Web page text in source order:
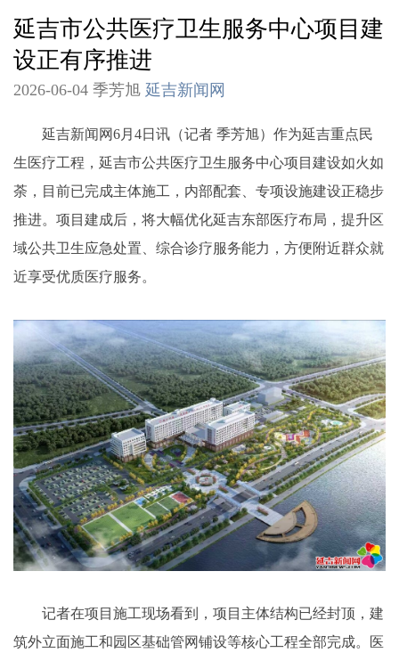
延吉市公共医疗卫生服务中心项目建
设正有序推进
2026-06-04 季芳旭 延吉新闻网
延吉新闻网6月4日讯（记者 季芳旭）作为延吉重点民
生医疗工程，延吉市公共医疗卫生服务中心项目建设如火如
荼，目前已完成主体施工，内部配套、专项设施建设正稳步
推进。项目建成后，将大幅优化延吉东部医疗布局，提升区
域公共卫生应急处置、综合诊疗服务能力，方便附近群众就
近享受优质医疗服务。
记者在项目施工现场看到，项目主体结构已经封顶，建
筑外立面施工和园区基础管网铺设等核心工程全部完成。医